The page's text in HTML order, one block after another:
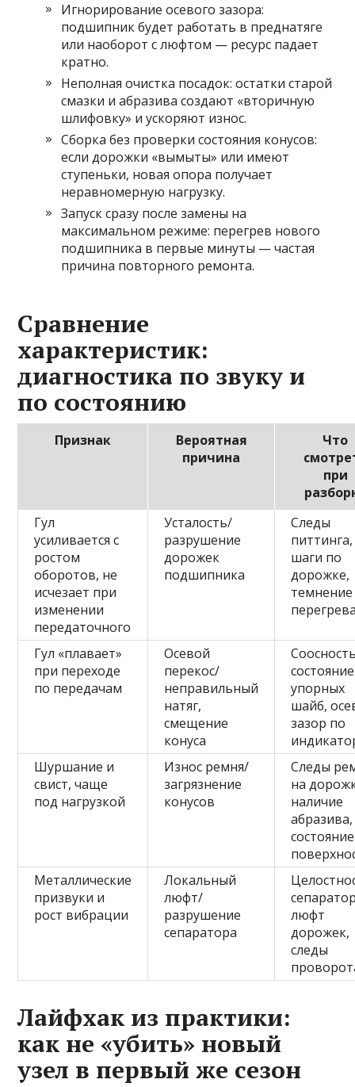
Игнорирование осевого зазора:
подшипник будет работать в преднатяге
или наоборот с люфтом — ресурс падает
кратно.
Неполная очистка посадок: остатки старой
смазки и абразива создают «вторичную
шлифовку» и ускоряют износ.
Сборка без проверки состояния конусов:
если дорожки «вымыты» или имеют
ступеньки, новая опора получает
неравномерную нагрузку.
Запуск сразу после замены на
максимальном режиме: перегрев нового
подшипника в первые минуты — частая
причина повторного ремонта.
Сравнение
характеристик:
диагностика по звуку и
по состоянию
Признак
Вероятная
причина
Что
при
Гул
усиливается с
ростом
оборотов, не
исчезает при
изменении
передаточного
Усталость/
разрушение
дорожек
подшипника
Следы
питтинга,
шаги по
дорожке,
Гул «плавает»
при переходе
по передачам
Осевой
перекос/
неправильный
натяг,
смещение
конуса
состояние
упорных
шайб,
зазор по
Шуршание и
свист, чаще
под нагрузкой
Износ ремня/
загрязнение
конусов
Следы
на
наличие
абразива,
состояние
Металлические
призвуки и
рост вибрации
Локальный
люфт/
разрушение
сепаратора
люфт
дорожек,
следы
Лайфхак из практики:
как не «убить» новый
узел в первый же сезон